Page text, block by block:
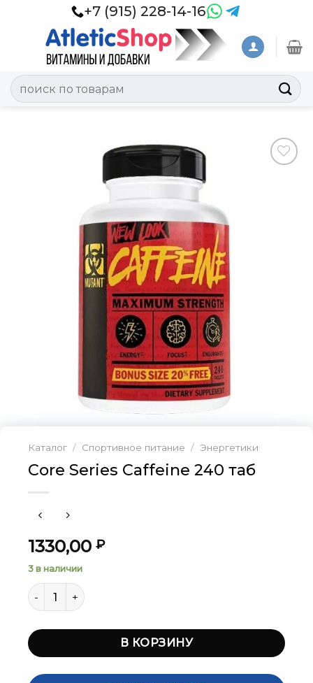
+7 (915) 228-14-16
Искать:
Каталог / Спортивное питание / Энергетики
Core Series Caffeine 240 таб
1330,00 ₽
3 в наличии
Количество товара Core Series Caffeine 240 таб
В КОРЗИНУ